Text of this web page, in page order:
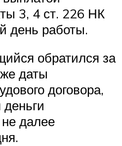
3, 4 ст. 226 НК
день работы.
обратился за
даты
договора,
далее